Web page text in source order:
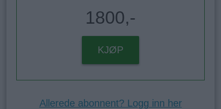
1800,-
KJØP
Allerede abonnent? Logg inn her